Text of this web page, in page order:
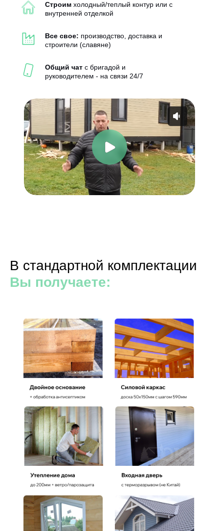
Строим холодный/теплый контур или с
внутренней отделкой
Все свое: производство, доставка и
строители (славяне)
Общий чат с бригадой и
руководителем - на связи 24/7
В стандартной комплектации
Вы получаете: